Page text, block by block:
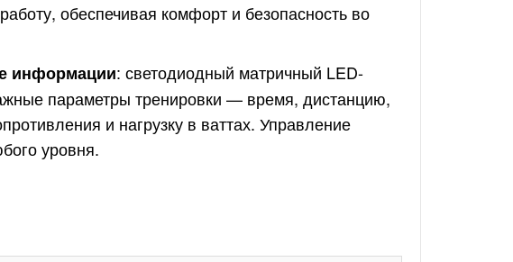
обеспечивая комфорт и безопасность во
информации: светодиодный матричный LED-
параметры тренировки — время, дистанцию,
и нагрузку в ваттах. Управление
уровня.